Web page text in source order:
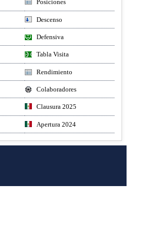
Posiciones
Descenso
Defensiva
Tabla Visita
Rendimiento
Colaboradores
Clausura 2025
Apertura 2024